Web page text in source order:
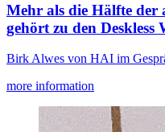
Mehr als die Hälfte der
gehört zu den Deskless
Birk Alwes von HAI im
more information